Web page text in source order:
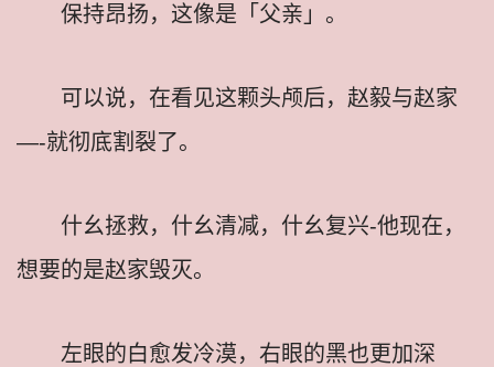
保持昂扬，这像是「父亲」。
可以说，在看见这颗头颅后，赵毅与赵家
—-就彻底割裂了。
什幺拯救，什幺清减，什幺复兴-他现在，
想要的是赵家毁灭。
左眼的白愈发冷漠，右眼的黑也更加深